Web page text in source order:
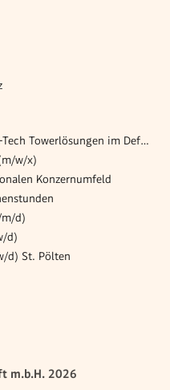
Technical Solution Manager - High-Tech Towerlösungen im Defence-Bereich (all genders)
w/x)
Konzernumfeld
d)
d)
d) St. Pölten
m.b.H. 2026